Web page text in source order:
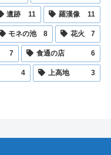
遺跡 11 羅漢像 11
モネの池 8 花火 7
7 食通の店 6
4 上高地 3